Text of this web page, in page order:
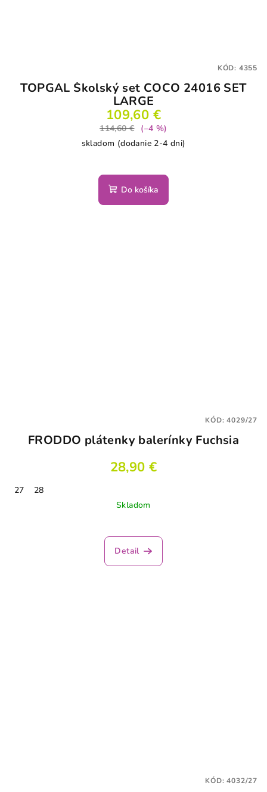
TOPGAL Školský set COCO 24016 SET
LARGE
109,60 €
114,60 €
(–4 %)
skladom (dodanie 2-4 dni)
Do košíka
KÓD: 4355
FRODDO plátenky balerínky Fuchsia
28,90 €
27
28
Skladom
Detail
KÓD:4029/27
KÓD:4032/27